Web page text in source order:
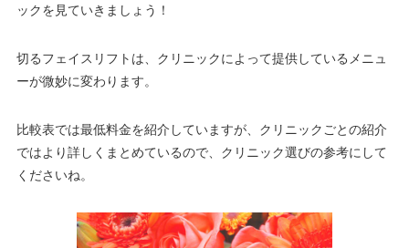
ックを見ていきましょう！
切るフェイスリフトは、クリニックによって提供しているメニュ
ーが微妙に変わります。
比較表では最低料金を紹介していますが、クリニックごとの紹介
ではより詳しくまとめているので、クリニック選びの参考にして
くださいね。